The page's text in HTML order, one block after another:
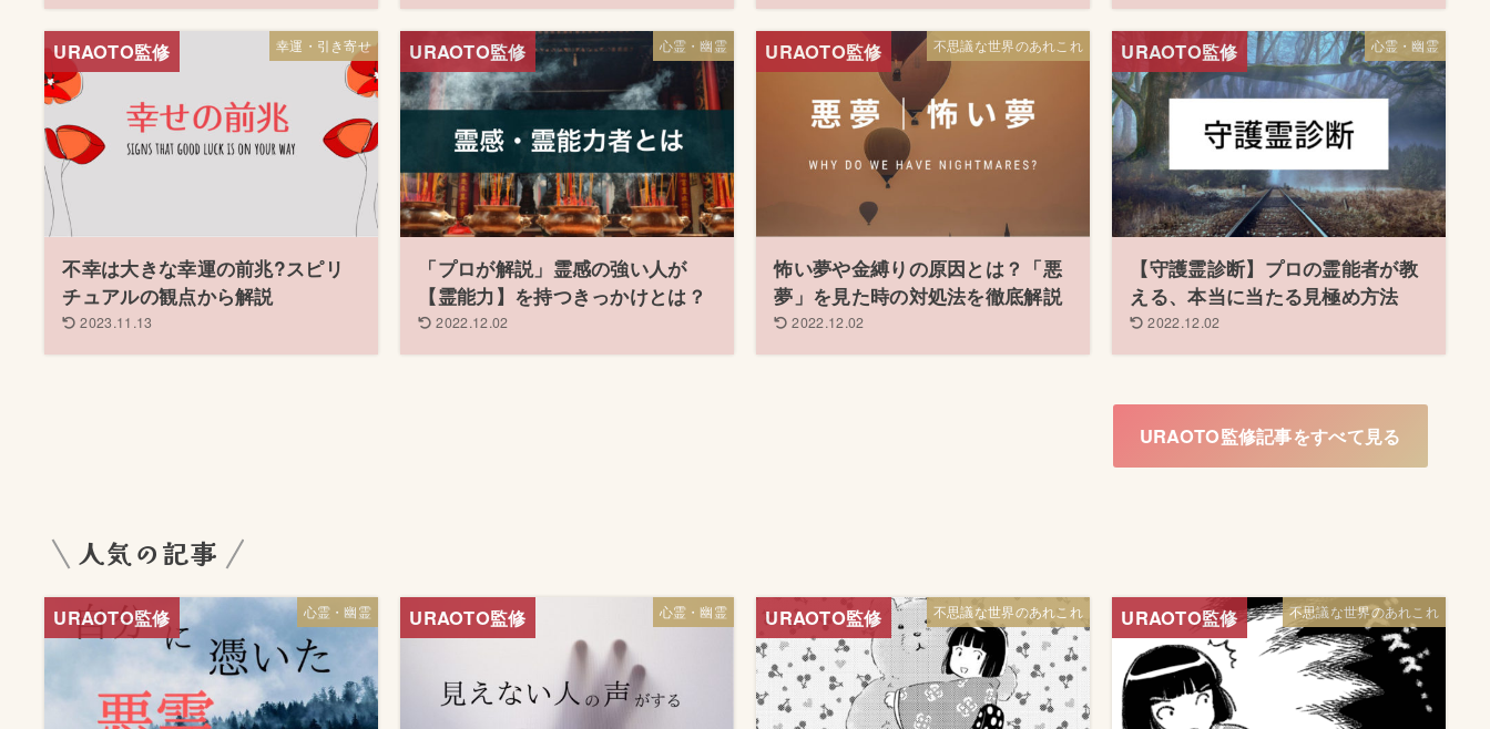
幸運・引き寄せ
不幸は大きな幸運の前兆?スピリ
チュアルの観点から解説
2023.11.13
心霊・幽霊
「プロが解説」霊感の強い人が
【霊能力】を持つきっかけとは？
2022.12.02
不思議な世界のあれこれ
怖い夢や金縛りの原因とは？「悪
夢」を見た時の対処法を徹底解説
2022.12.02
心霊・幽霊
【守護霊診断】プロの霊能者が教
える、本当に当たる見極め方法
2022.12.02
URAOTO監修記事をすべて見る
人気の記事
心霊・幽霊 心霊・幽霊 不思議な世界のあれこれ 不思議な世界のあれこれ